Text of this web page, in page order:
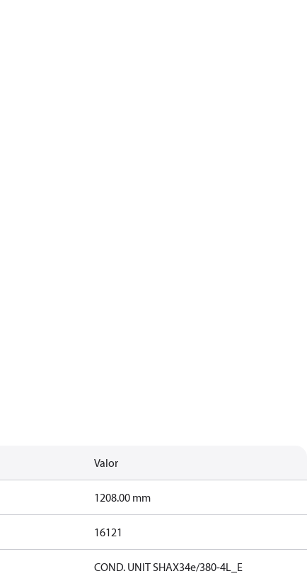
Valor
1208.00 mm
16121
COND. UNIT SHAX34e/380-4L_E